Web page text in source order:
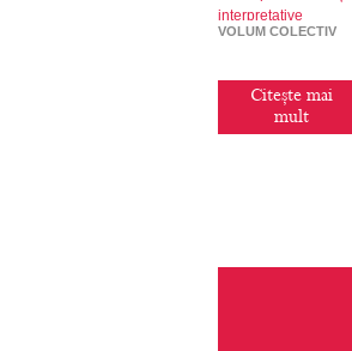
interpretative
VOLUM COLECTIV
Citește mai
mult